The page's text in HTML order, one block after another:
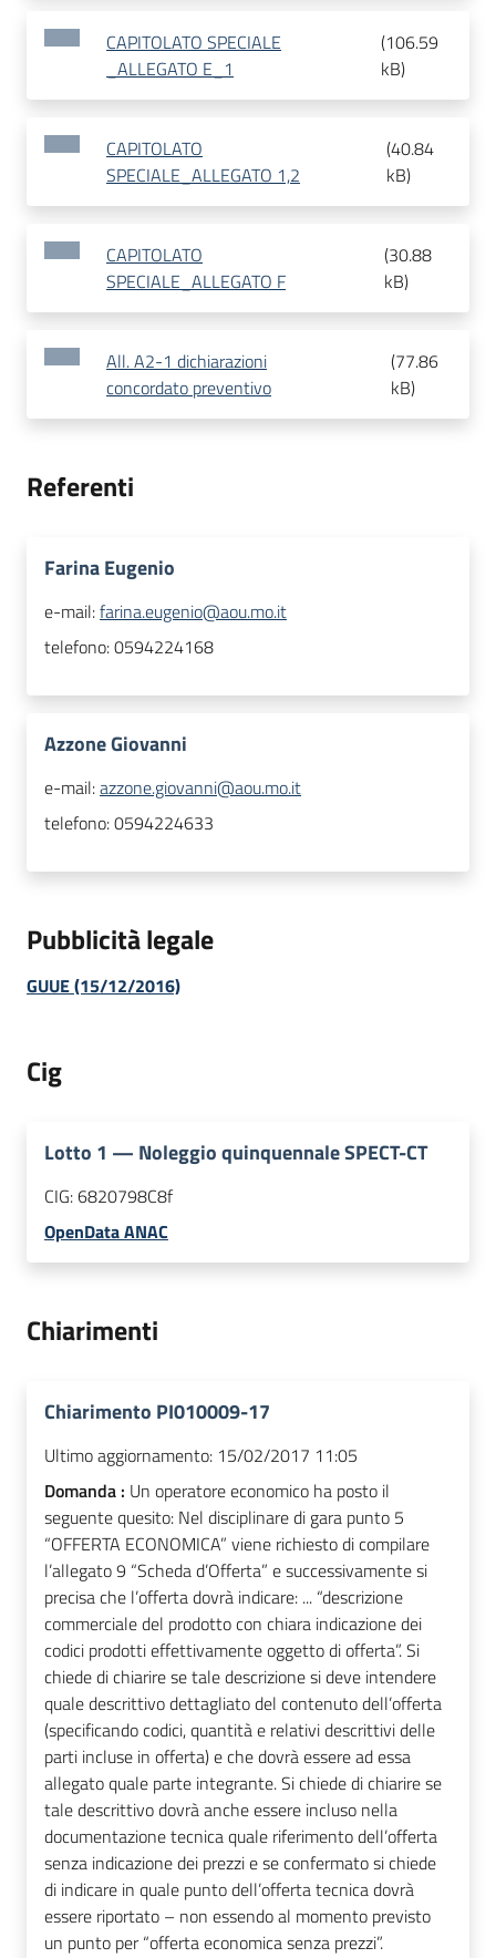
CAPITOLATO SPECIALE
_ALLEGATO E_1
(106.59
kB)
CAPITOLATO
SPECIALE_ALLEGATO 1,2
(40.84
kB)
CAPITOLATO
SPECIALE_ALLEGATO F
(30.88
kB)
All. A2-1 dichiarazioni
concordato preventivo
(77.86
kB)
Referenti
Farina Eugenio
e-mail:farina.eugenio@aou.mo.it
telefono:0594224168
Azzone Giovanni
e-mail:azzone.giovanni@aou.mo.it
telefono:0594224633
Pubblicità legale
GUUE (15/12/2016)
Cig
Lotto 1 — Noleggio quinquennale SPECT-CT
CIG:6820798C8f
OpenData ANAC
Chiarimenti
Chiarimento PI010009-17
Ultimo aggiornamento: 15/02/2017 11:05
Domanda : Un operatore economico ha posto il
seguente quesito: Nel disciplinare di gara punto 5
“OFFERTA ECONOMICA” viene richiesto di compilare
l’allegato 9 “Scheda d’Offerta” e successivamente si
precisa che l’offerta dovrà indicare: ... “descrizione
commerciale del prodotto con chiara indicazione dei
codici prodotti effettivamente oggetto di offerta”. Si
chiede di chiarire se tale descrizione si deve intendere
quale descrittivo dettagliato del contenuto dell’offerta
(specificando codici, quantità e relativi descrittivi delle
parti incluse in offerta) e che dovrà essere ad essa
allegato quale parte integrante. Si chiede di chiarire se
tale descrittivo dovrà anche essere incluso nella
documentazione tecnica quale riferimento dell’offerta
senza indicazione dei prezzi e se confermato si chiede
di indicare in quale punto dell’offerta tecnica dovrà
essere riportato – non essendo al momento previsto
un punto per “offerta economica senza prezzi”.